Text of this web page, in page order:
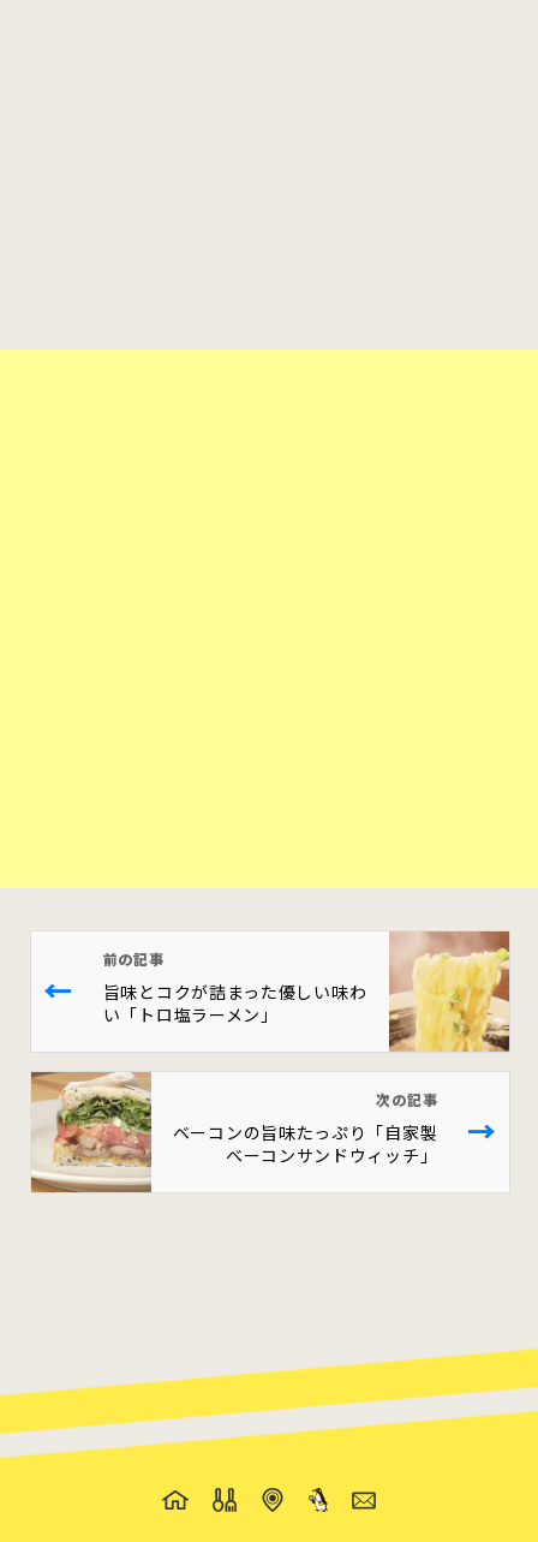
←
前の記事
旨味とコクが詰まった優しい味わ
い「トロ塩ラーメン」
次の記事
ベーコンの旨味たっぷり「自家製
ベーコンサンドウィッチ」
→